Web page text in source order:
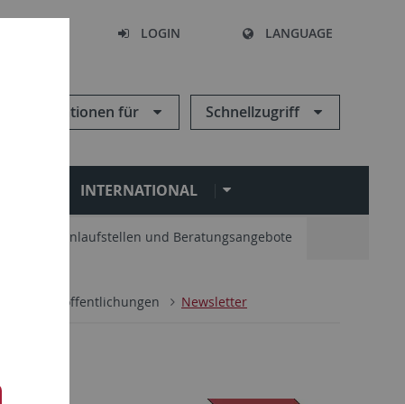
LOGIN LANGUAGE
Informationen für Schnellzugriff
INTERNATIONAL
Zentrale Anlaufstellen und Beratungsangebote
Veröffentlichungen Newsletter